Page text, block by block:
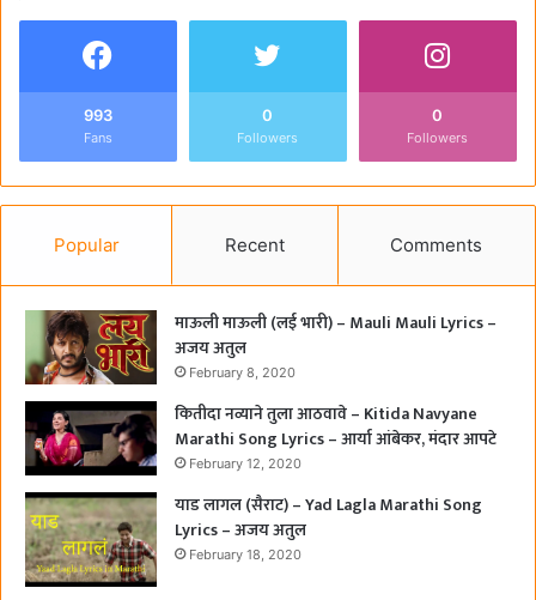
993
Fans
0
Followers
0
Followers
Popular Recent Comments
माऊली माऊली (लई भारी) – Mauli Mauli Lyrics –
अजय अतुल
February 8, 2020
कितीदा नव्याने तुला आठवावे – Kitida Navyane
Marathi Song Lyrics – आर्या आंबेकर, मंदार आपटे
February 12, 2020
याड लागल (सैराट) – Yad Lagla Marathi Song
Lyrics – अजय अतुल
February 18, 2020